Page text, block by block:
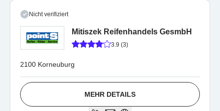
Nicht verifiziert
Mitiszek Reifenhandels GesmbH
3.9 (3)
2100 Korneuburg
MEHR DETAILS